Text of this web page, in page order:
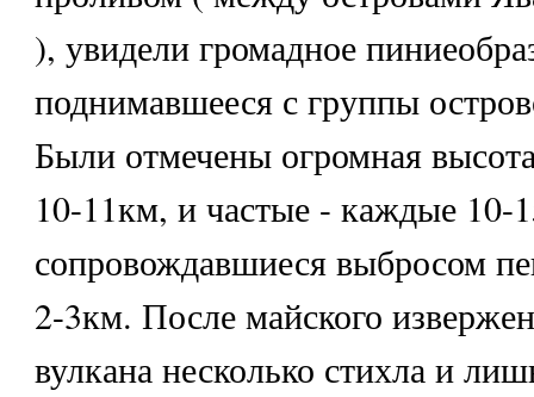
), увидели громадное
поднимавшееся с группы
Были отмечены огромная
10-11км, и частые - каждые 10-
сопровождавшиеся выбросом
2-3км. После майского
вулкана несколько стихла и